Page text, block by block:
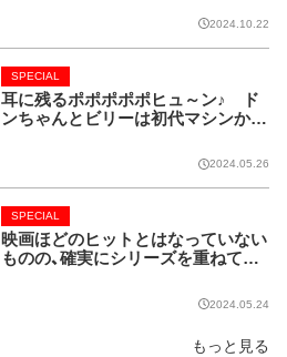
2024.10.22
耳に残るポポポポポヒュ～ン♪ ド
ンちゃんとビリーは初代マシンから
SPECIAL
2024.05.26
映画ほどのヒットとはなっていない
ものの、確実にシリーズを重ねてい
SPECIAL
2024.05.24
もっと見る